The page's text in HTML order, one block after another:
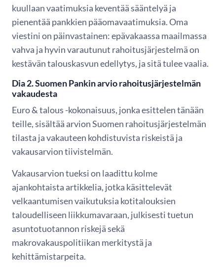
kuullaan vaatimuksia keventää sääntelyä ja
pienentää pankkien pääomavaatimuksia. Oma
viestini on päinvastainen: epävakaassa maailmassa
vahva ja hyvin varautunut rahoitusjärjestelmä on
kestävän talouskasvun edellytys, ja sitä tulee vaalia.
Dia 2. Suomen Pankin arvio rahoitusjärjestelmän
vakaudesta
Euro & talous -kokonaisuus, jonka esittelen tänään
teille, sisältää arvion Suomen rahoitusjärjestelmän
tilasta ja vakauteen kohdistuvista riskeistä ja
vakausarvion tiivistelmän.
Vakausarvion tueksi on laadittu kolme
ajankohtaista artikkelia, jotka käsittelevät
velkaantumisen vaikutuksia kotitalouksien
taloudelliseen liikkumavaraan, julkisesti tuetun
asuntotuotannon riskejä sekä
makrovakauspolitiikan merkitystä ja
kehittämistarpeita.